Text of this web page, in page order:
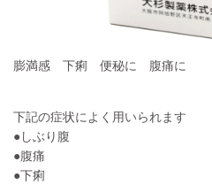
膨満感 下痢 便秘に 腹痛に
下記の症状によく用いられます
●しぶり腹
●腹痛
●下痢